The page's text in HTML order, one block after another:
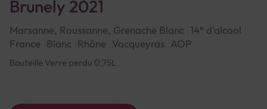
Brunely 2021
Marsanne, Roussanne, Grenache Blanc 14° d'alcool
France
Blanc Rhône Vacqueyras AOP
Bouteille Verre perdu 0,75L